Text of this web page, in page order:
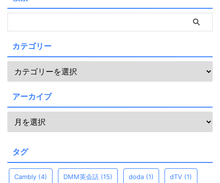
カテゴリー
アーカイブ
タグ
Cambly (4) DMM英会話 (15) doda (1) dTV (1)